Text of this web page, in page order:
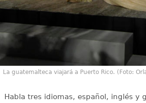
La guatemalteca viajará a Puerto Rico. (Foto:
Habla tres idiomas, español, inglés y